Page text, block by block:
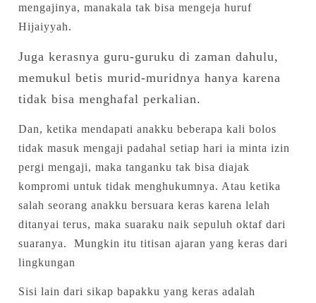
mengajinya, manakala tak bisa mengeja huruf
Hijaiyyah.
Juga kerasnya guru-guruku di zaman dahulu,
memukul betis murid-muridnya hanya karena
tidak bisa menghafal perkalian.
Dan, ketika mendapati anakku beberapa kali bolos
tidak masuk mengaji padahal setiap hari ia minta izin
pergi mengaji, maka tanganku tak bisa diajak
kompromi untuk tidak menghukumnya. Atau ketika
salah seorang anakku bersuara keras karena lelah
ditanyai terus, maka suaraku naik sepuluh oktaf dari
suaranya. Mungkin itu titisan ajaran yang keras dari
lingkungan
Sisi lain dari sikap bapakku yang keras adalah